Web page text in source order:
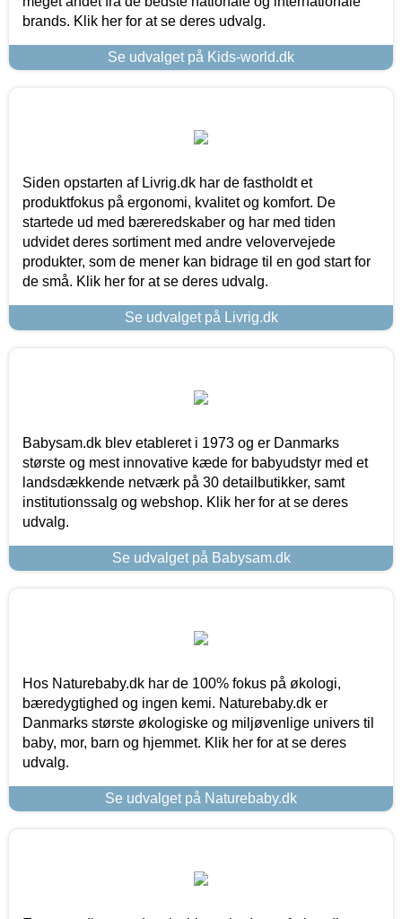
brands. Klik her for at se deres udvalg.
Se udvalget på Kids-world.dk
Siden opstarten af Livrig.dk har de fastholdt et
produktfokus på ergonomi, kvalitet og komfort. De
startede ud med bæreredskaber og har med tiden
udvidet deres sortiment med andre velovervejede
produkter, som de mener kan bidrage til en god start for
de små. Klik her for at se deres udvalg.
Se udvalget på Livrig.dk
Babysam.dk blev etableret i 1973 og er Danmarks
største og mest innovative kæde for babyudstyr med et
landsdækkende netværk på 30 detailbutikker, samt
institutionssalg og webshop. Klik her for at se deres
udvalg.
Se udvalget på Babysam.dk
Hos Naturebaby.dk har de 100% fokus på økologi,
bæredygtighed og ingen kemi. Naturebaby.dk er
Danmarks største økologiske og miljøvenlige univers til
baby, mor, barn og hjemmet. Klik her for at se deres
udvalg.
Se udvalget på Naturebaby.dk